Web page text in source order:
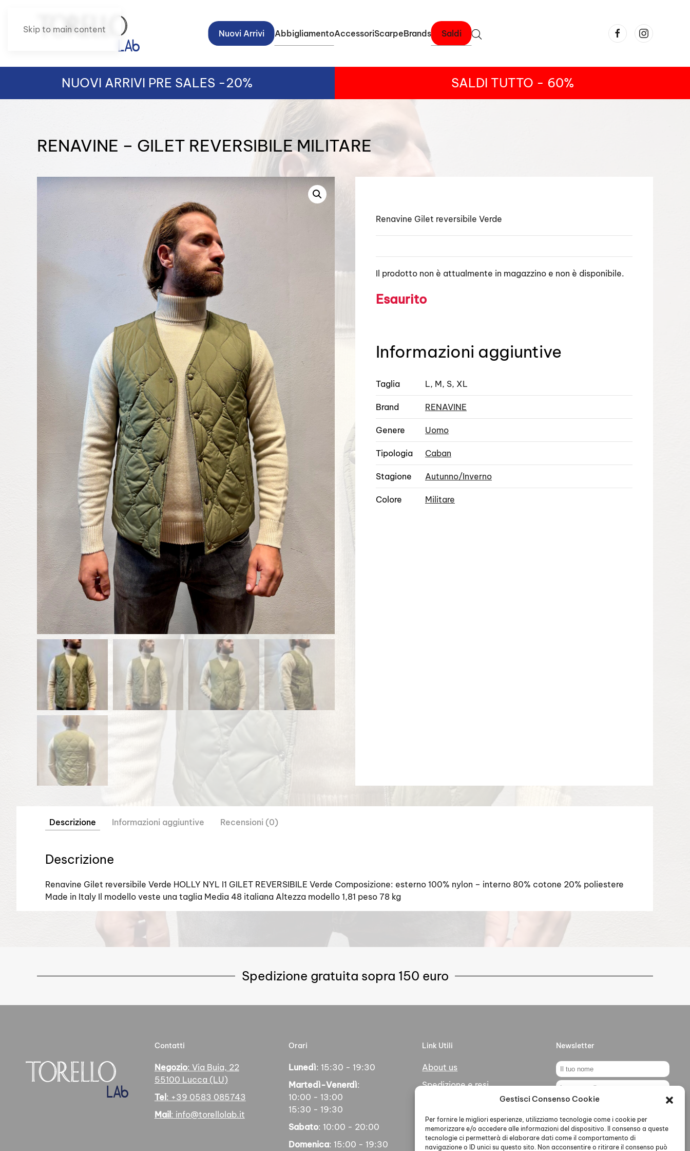
Gestisci Consenso Cookie
Per fornire le migliori esperienze, utilizziamo tecnologie come i cookie per
memorizzare e/o accedere alle informazioni del dispositivo. Il consenso a queste
tecnologie ci permetterà di elaborare dati come il comportamento di
navigazione o ID unici su questo sito. Non acconsentire o ritirare il consenso può
Skip to main content Nuovi Arrivi AbbigliamentoAccessoriScarpeBrands Saldi
NUOVI ARRIVI PRE SALES -20% SALDI TUTTO - 60%
RENAVINE – GILET REVERSIBILE MILITARE
Renavine Gilet reversibile Verde
Il prodotto non è attualmente in magazzino e non è disponibile.
Esaurito
Informazioni aggiuntive
Taglia L, M, S, XL
Brand RENAVINE
Genere Uomo
Tipologia Caban
Stagione Autunno/Inverno
Colore Militare
Descrizione Informazioni aggiuntive Recensioni (0)
Descrizione
Renavine Gilet reversibile Verde HOLLY NYL I1 GILET REVERSIBILE Verde Composizione: esterno 100% nylon – interno 80% cotone 20% poliestere
Made in Italy Il modello veste una taglia Media 48 italiana Altezza modello 1,81 peso 78 kg
Spedizione gratuita sopra 150 euro
Contatti
Negozio: Via Buia, 22
55100 Lucca (LU)
Tel : +39 0583 085743
Mail : info@torellolab.it
Orari
Lunedì: 15:30 - 19:30
Martedì-Venerdì:
10:00 - 13:00
15:30 - 19:30
Sabato: 10:00 - 20:00
Domenica: 15:00 - 19:30
Link Utili
About us
Spedizione e resi
Social
Newsletter
Ho letto accettato la Privacy
Policy